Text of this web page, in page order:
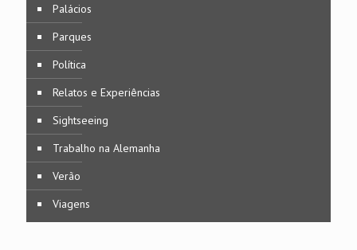
Palácios
Parques
Política
Relatos e Experiências
Sightseeing
Trabalho na Alemanha
Verão
Viagens